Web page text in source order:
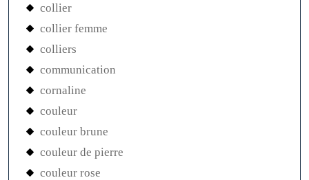
collier
collier femme
colliers
communication
cornaline
couleur
couleur brune
couleur de pierre
couleur rose